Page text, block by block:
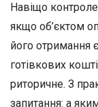
Навіщо
якщо об’єктом
його отримання
готівкових
риторичне. З
запитання: а